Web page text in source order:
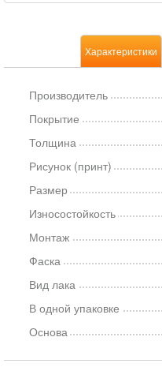
Характеристики
Производитель
Покрытие
Толщина
Рисунок (принт)
Размер
Износостойкость
Монтаж
Фаска
Вид лака
В одной упаковке
Основа